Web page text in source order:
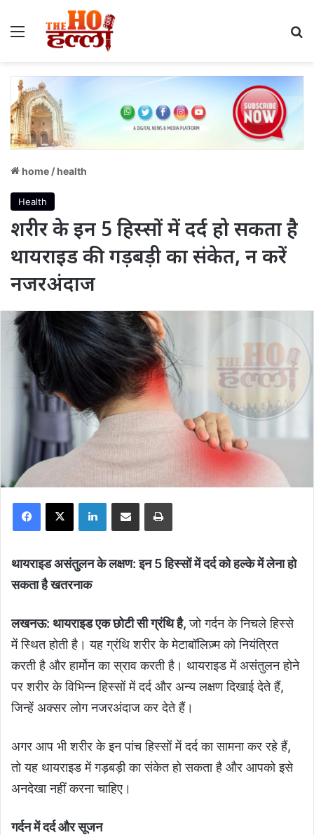
Menu
home /health
Health
शरीर के इन 5 हिस्सों में दर्द हो सकता है
थायराइड की गड़बड़ी का संकेत, न करें
नजरअंदाज
Facebook
X LinkedInShare via Email Print
थायराइड असंतुलन के लक्षण: इन 5 हिस्सों में दर्द को हल्के में लेना हो
सकता है खतरनाक
लखनऊ: थायराइड एक छोटी सी ग्रंथि है,जो गर्दन के निचले हिस्से
में स्थित होती है। यह ग्रंथि शरीर के मेटाबॉलिज़्म को नियंत्रित
करती है और हार्मोन का स्राव करती है। थायराइड में असंतुलन होने
पर शरीर के विभिन्न हिस्सों में दर्द और अन्य लक्षण दिखाई देते हैं,
जिन्हें अक्सर लोग नजरअंदाज कर देते हैं।
अगर आप भी शरीर के इन पांच हिस्सों में दर्द का सामना कर रहे हैं,
तो यह थायराइड में गड़बड़ी का संकेत हो सकता है और आपको इसे
अनदेखा नहीं करना चाहिए।
गर्दन में दर्द और सूजन